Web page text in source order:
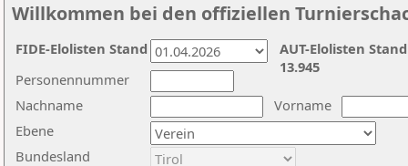
Willkommen bei den offiziellen
Nachname
Vorname
Ebene
Personennummer
Bundesland
AUT-Elolisten
13.945
FIDE-Elolisten Stand